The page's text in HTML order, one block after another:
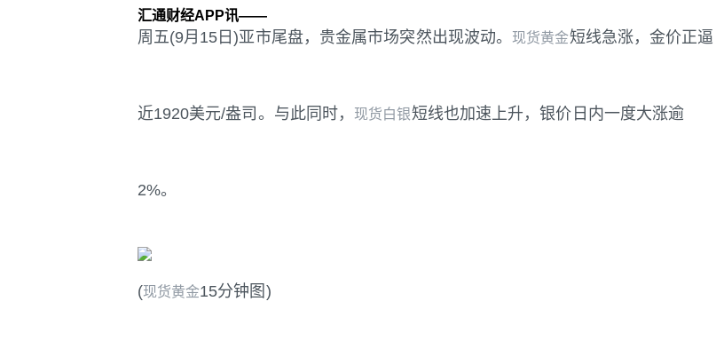
汇通财经APP讯——
周五(9月15日)亚市尾盘，贵金属市场突然出现波动。 现货黄金短线急涨，金价正逼
近1920美元/盎司。与此同时， 现货白银短线也加速上升，银价日内一度大涨逾
2%。
(现货黄金15分钟图)